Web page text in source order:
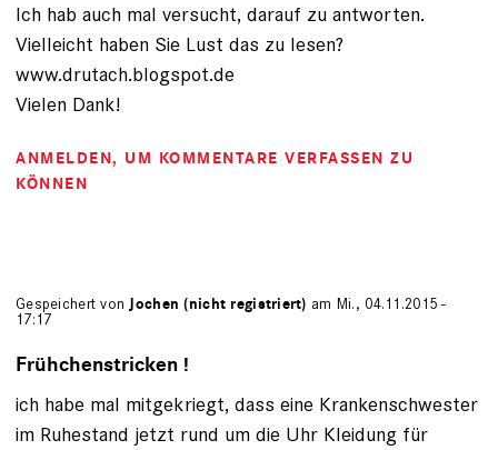
Ich hab auch mal versucht, darauf zu antworten.
Vielleicht haben Sie Lust das zu lesen?
www.drutach.blogspot.de
Vielen Dank!
ANMELDEN, UM KOMMENTARE VERFASSEN ZU
KÖNNEN
Gespeichert von Jochen (nicht registriert) am Mi., 04.11.2015 -
17:17
Frühchenstricken !
ich habe mal mitgekriegt, dass eine Krankenschwester
im Ruhestand jetzt rund um die Uhr Kleidung für